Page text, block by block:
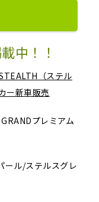
中！！
（ステル
ー新車販売
プレミアム
ル/ステルスグレ